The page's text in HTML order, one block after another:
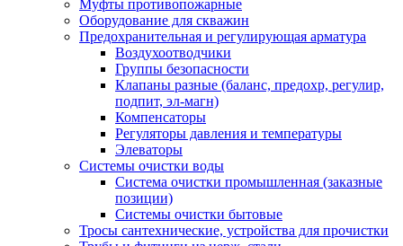
Муфты противопожарные
Оборудование для скважин
Предохранительная и регулирующая арматура
Воздухоотводчики
Группы безопасности
Клапаны разные (баланс, предохр, регулир,
подпит, эл-магн)
Компенсаторы
Регуляторы давления и температуры
Элеваторы
Системы очистки воды
Система очистки промышленная (заказные
позиции)
Системы очистки бытовые
Тросы сантехнические, устройства для прочистки